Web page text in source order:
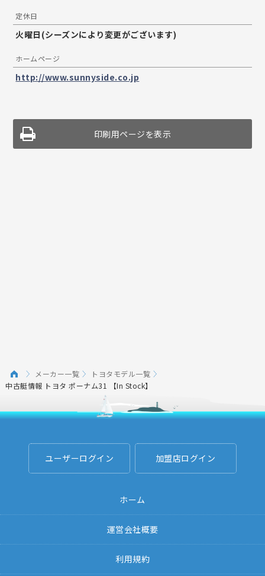
定休日
火曜日(シーズンにより変更がございます)
ホームページ
http://www.sunnyside.co.jp
印刷用ページを表示
メーカー一覧
トヨタモデル一覧
中古艇情報 トヨタ ポーナム31 【In Stock】
ユーザーログイン 加盟店ログイン
ホーム
運営会社概要
利用規約